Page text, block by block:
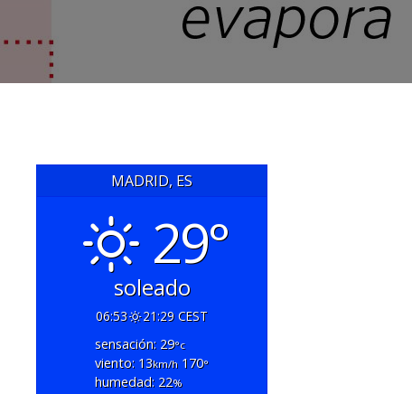
MADRID, ES
29°
soleado
06:53
21:29 CEST
sensación: 29°c
viento: 13km/h 170°
humedad: 22%